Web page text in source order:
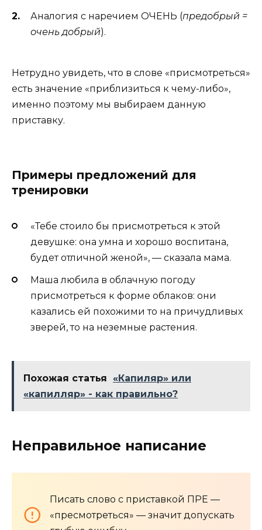
Аналогия с наречием ОЧЕНЬ (предобрый =
очень добрый).
Нетрудно увидеть, что в слове «присмотреться»
есть значение «приблизиться к чему-либо»,
именно поэтому мы выбираем данную
приставку.
Примеры предложений для
тренировки
«Тебе стоило бы присмотреться к этой
девушке: она умна и хорошо воспитана,
будет отличной женой», — сказала мама.
Маша любила в облачную погоду
присмотреться к форме облаков: они
казались ей похожими то на причудливых
зверей, то на неземные растения.
Похожая статья
«Капиляр» или
«капилляр» - как правильно?
Неправильное написание
Писать слово с приставкой ПРЕ —
«пресмотреться» — значит допускать